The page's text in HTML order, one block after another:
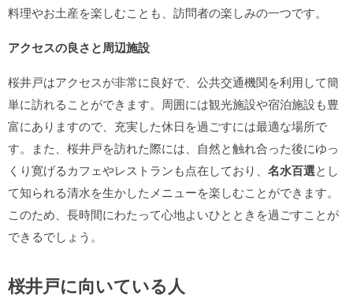
料理やお土産を楽しむことも、訪問者の楽しみの一つです。
アクセスの良さと周辺施設
桜井戸はアクセスが非常に良好で、公共交通機関を利用して簡
単に訪れることができます。周囲には観光施設や宿泊施設も豊
富にありますので、充実した休日を過ごすには最適な場所で
す。また、桜井戸を訪れた際には、自然と触れ合った後にゆっ
くり寛げるカフェやレストランも点在しており、 名水百選とし
て知られる清水を生かしたメニューを楽しむことができます。
このため、長時間にわたって心地よいひとときを過ごすことが
できるでしょう。
桜井戸に向いている人